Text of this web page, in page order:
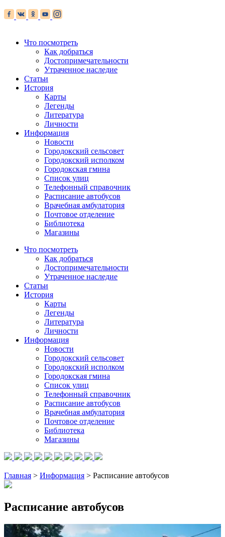
Что посмотреть
Как добраться
Достопримечательности
Утраченное наследие
Статьи
История
Карты
Легенды
Литература
Личности
Информация
Новости
Городокский сельсовет
Городокский исполком
Городокская гмина
Список улиц
Телефонный справочник
Расписание автобусов
Врачебная амбулатория
Почтовое отделение
Библиотека
Магазины
Что посмотреть
Как добраться
Достопримечательности
Утраченное наследие
Статьи
История
Карты
Легенды
Литература
Личности
Информация
Новости
Городокский сельсовет
Городокский исполком
Городокская гмина
Список улиц
Телефонный справочник
Расписание автобусов
Врачебная амбулатория
Почтовое отделение
Библиотека
Магазины
Главная > Информация > Расписание автобусов
Расписание автобусов